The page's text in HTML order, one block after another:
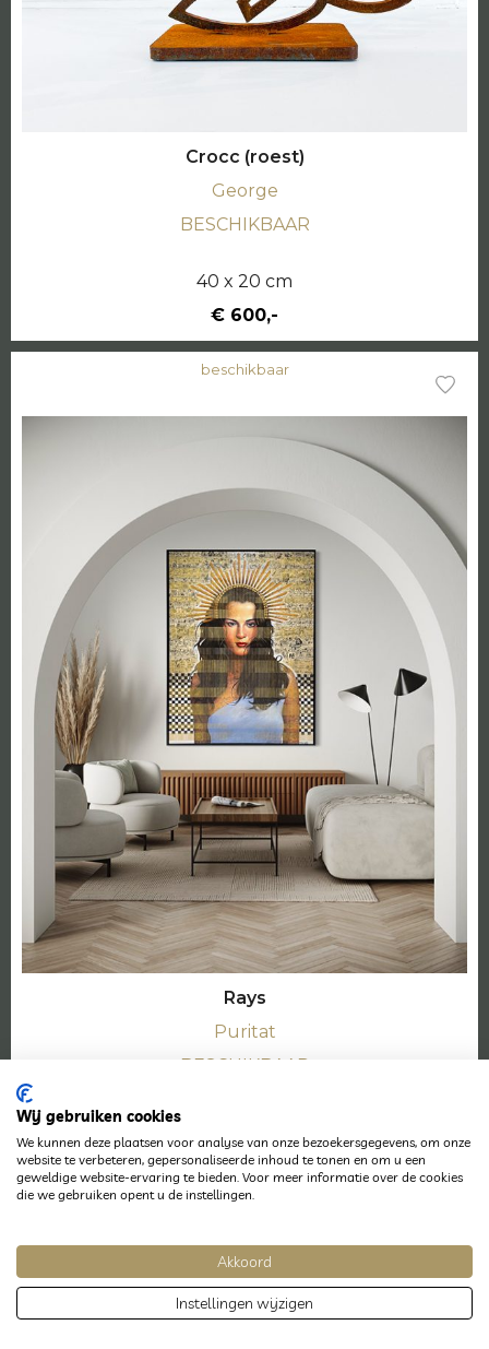
Crocc (roest)
George
BESCHIKBAAR
40 x 20 cm
€ 600,-
beschikbaar
Rays
Puritat
BESCHIKBAAR
€162,- p/maand
€5400,-
beschikbaar
Wij gebruiken cookies
We kunnen deze plaatsen voor analyse van onze bezoekersgegevens, om onze
website te verbeteren, gepersonaliseerde inhoud te tonen en om u een
geweldige website-ervaring te bieden. Voor meer informatie over de cookies
die we gebruiken opent u de instellingen.
Akkoord
Instellingen wijzigen